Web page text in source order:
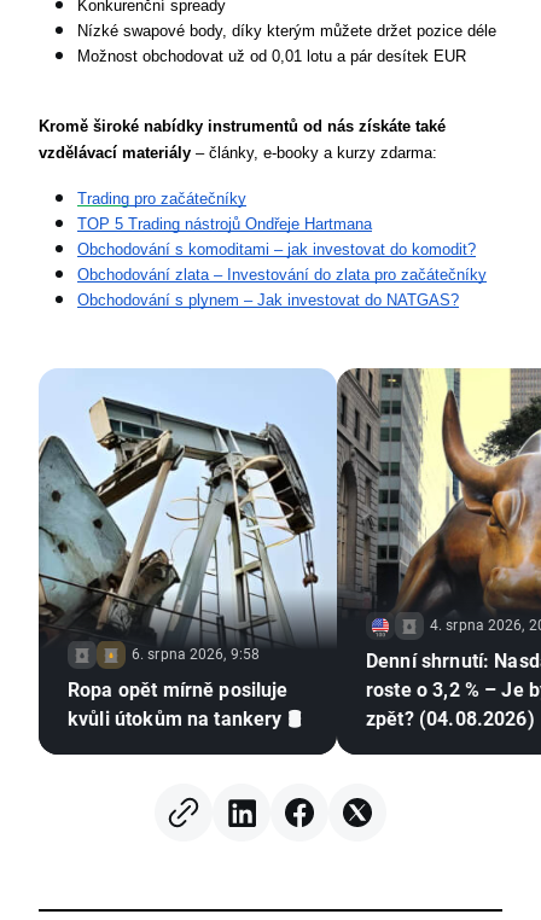
Konkurenční spready
Nízké swapové body, díky kterým můžete držet pozice déle
Možnost obchodovat už od 0,01 lotu a pár desítek EUR
Kromě široké nabídky instrumentů od nás získáte také
vzdělávací materiály – články, e-booky a kurzy zdarma:
Trading pro začátečníky
TOP 5 Trading nástrojů Ondřeje Hartmana
Obchodování s komoditami – jak investovat do komodit?
Obchodování zlata – Investování do zlata pro začátečníky
Obchodování s plynem – Jak investovat do NATGAS?
6. srpna 2026, 9:58
Ropa opět mírně posiluje
kvůli útokům na tankery 🛢️
4. srpna 2026,
Denní shrnutí:
roste o 3,2 % – Je
zpět? (04.08.2026)